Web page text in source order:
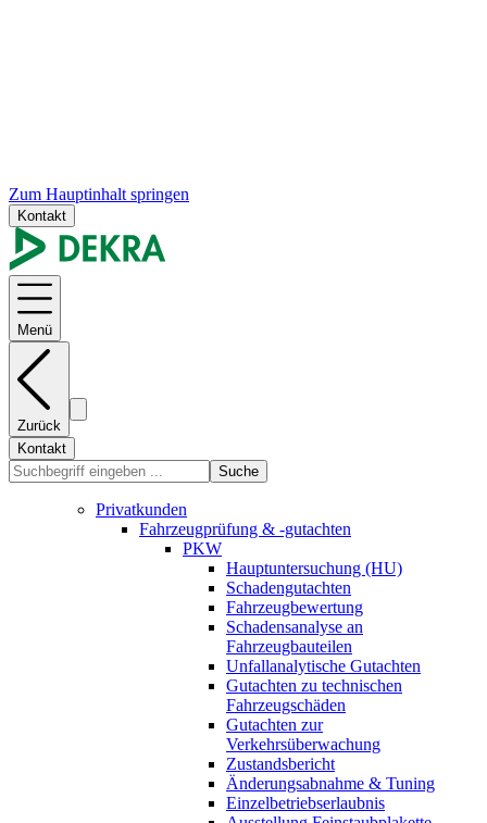
Zum Hauptinhalt springen
Kontakt
Menü
Zurück
Kontakt
Suche
Privatkunden
Fahrzeugprüfung & -gutachten
PKW
Hauptuntersuchung (HU)
Schadengutachten
Fahrzeugbewertung
Schadensanalyse an
Fahrzeugbauteilen
Unfallanalytische Gutachten
Gutachten zu technischen
Fahrzeugschäden
Gutachten zur
Verkehrsüberwachung
Zustandsbericht
Änderungsabnahme & Tuning
Einzelbetriebserlaubnis